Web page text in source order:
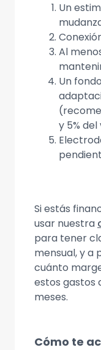
Un
Al
Un
y 5%
Si estás
usar nuestra
para tener
mensual, y a
cuánto
estos gastos
meses.
Cómo te